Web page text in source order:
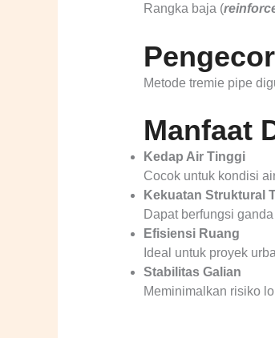
Rangka baja (
Metode tremie pipe
Manfaat
Kedap Air Tinggi
Cocok untuk kondisi
Kekuatan Struktural
Dapat berfungsi
Efisiensi Ruang
Ideal untuk proyek
Stabilitas Galian
Meminimalkan risiko